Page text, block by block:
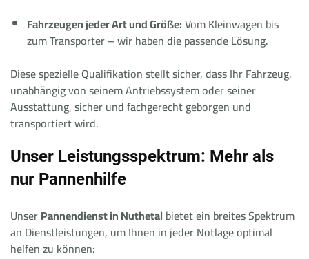
Fahrzeugen jeder Art und Größe:Vom Kleinwagen bis
zum Transporter – wir haben die passende Lösung.
Diese spezielle Qualifikation stellt sicher, dass Ihr Fahrzeug,
unabhängig von seinem Antriebssystem oder seiner
Ausstattung, sicher und fachgerecht geborgen und
transportiert wird.
Unser Leistungsspektrum: Mehr als
nur Pannenhilfe
UnserPannendienst in Nuthetal bietet ein breites Spektrum
an Dienstleistungen, um Ihnen in jeder Notlage optimal
helfen zu können: